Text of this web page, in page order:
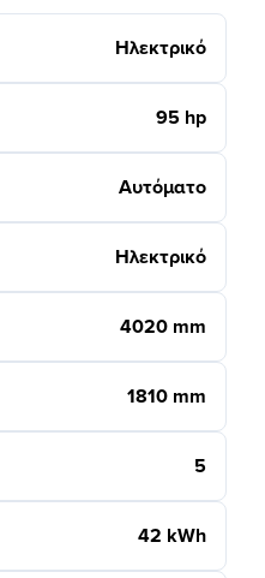
Ηλεκτρικό
95 hp
Αυτόματο
Ηλεκτρικό
4020 mm
1810 mm
5
42 kWh